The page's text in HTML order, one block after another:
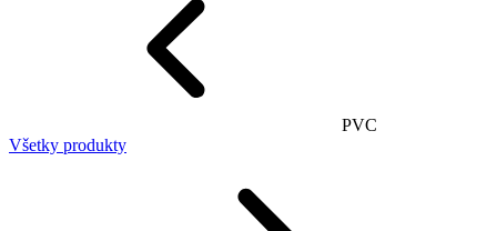
PVC
Všetky produkty